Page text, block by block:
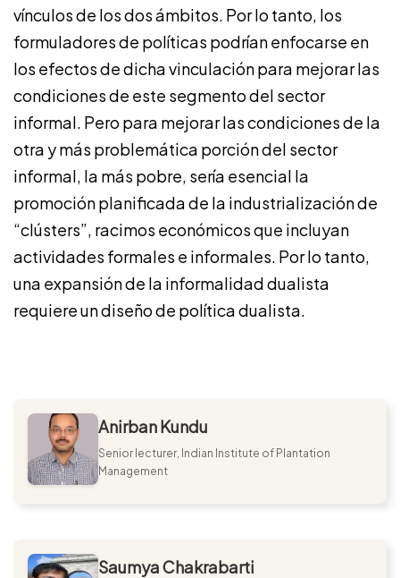
vínculos de los dos ámbitos. Por lo tanto, los
formuladores de políticas podrían enfocarse en
los efectos de dicha vinculación para mejorar las
condiciones de este segmento del sector
informal. Pero para mejorar las condiciones de la
otra y más problemática porción del sector
informal, la más pobre, sería esencial la
promoción planificada de la industrialización de
“clústers”, racimos económicos que incluyan
actividades formales e informales. Por lo tanto,
una expansión de la informalidad dualista
requiere un diseño de política dualista.
Anirban Kundu
Senior lecturer, Indian Institute of Plantation
Management
Saumya Chakrabarti